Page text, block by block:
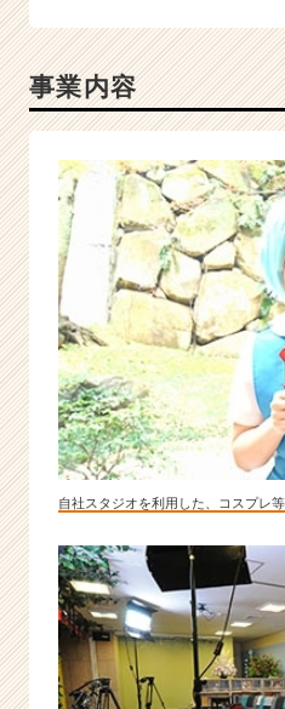
事業内容
自社スタジオを利用した、コスプレ